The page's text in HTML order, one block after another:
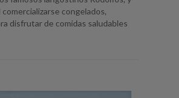
congelados,
disfrutar de comidas saludables